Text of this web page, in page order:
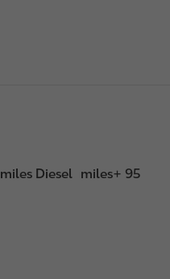
miles Diesel miles+ 95